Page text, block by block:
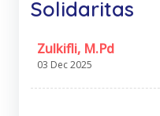
Solidaritas
Zulkifli, M.Pd
03 Dec 2025